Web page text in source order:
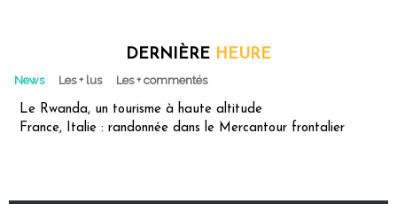
DERNIÈRE HEURE
News Les + lus Les + commentés
Le Rwanda, un tourisme à haute altitude
France, Italie : randonnée dans le Mercantour frontalier